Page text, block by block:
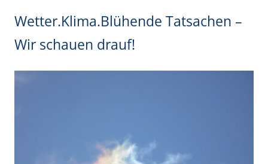
Wetter.Klima.Blühende Tatsachen –
Wir schauen drauf!